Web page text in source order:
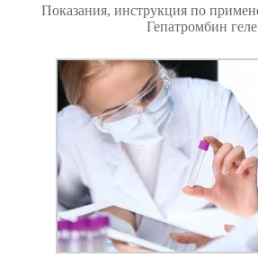
Показания, инструкция по
Гепатромбин геле